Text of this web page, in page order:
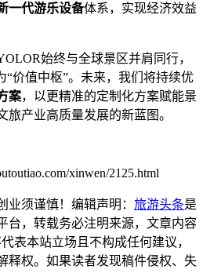
一代游乐设备体系，实现经济效益
始终与全球景区并肩同行，
“价值中枢”。未来，我们将持续优
案，以更精准的定制化方案赋能景
旅产业高质量发展的新蓝图。
xinwen/2125.html
业须谨慎！编辑声明： 旅游头条是
台，转载务必注明来源，文章内容
表本站立场且不构成任何建议，
释权。如果读者发现稿件侵权、失